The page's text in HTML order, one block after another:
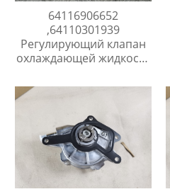
64116906652
,64110301939
Регулирующий клапан
охлаждающей жидкости